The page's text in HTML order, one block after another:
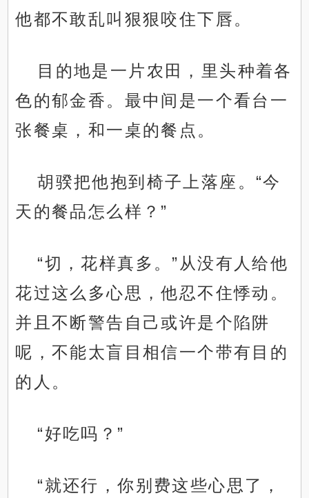
他都不敢乱叫狠狠咬住下唇。
目的地是一片农田，里头种着各
色的郁金香。最中间是一个看台一
张餐桌，和一桌的餐点。
胡骙把他抱到椅子上落座。“今
天的餐品怎么样？”
“切，花样真多。”从没有人给他
花过这么多心思，他忍不住悸动。
并且不断警告自己或许是个陷阱
呢，不能太盲目相信一个带有目的
的人。
“好吃吗？”
“就还行，你别费这些心思了，